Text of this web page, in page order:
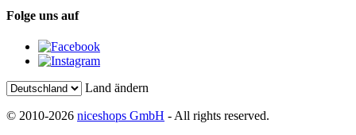
Folge uns auf
Land ändern
© 2010-2026 niceshops GmbH - All rights reserved.